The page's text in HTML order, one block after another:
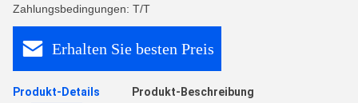
Zahlungsbedingungen: T/T
Erhalten Sie besten Preis
Produkt-Details Produkt-Beschreibung